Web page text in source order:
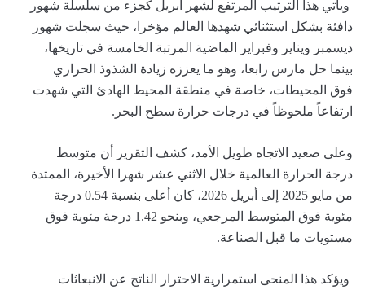
ويأتي هذا الترتيب المرتفع لشهر أبريل كجزء من سلسلة شهور
دافئة بشكل استثنائي شهدها العالم مؤخرا، حيث سجلت شهور
ديسمبر ويناير وفبراير الماضية المرتبة الخامسة في تاريخها،
بينما حل مارس رابعا، وهو ما يعززه زيادة الشذوذ الحراري
فوق المحيطات، خاصة في منطقة المحيط الهادئ التي شهدت
ارتفاعاً ملحوظاً في درجات حرارة سطح البحر.
وعلى صعيد الاتجاه طويل الأمد، كشف التقرير أن متوسط
درجة الحرارة العالمية خلال الاثني عشر شهرا الأخيرة، الممتدة
من مايو 2025 إلى أبريل 2026، كان أعلى بنسبة 0.54 درجة
مئوية فوق المتوسط المرجعي، وبنحو 1.42 درجة مئوية فوق
مستويات ما قبل الصناعة.
ويؤكد هذا المنحى استمرارية الاحترار الناتج عن الانبعاثات